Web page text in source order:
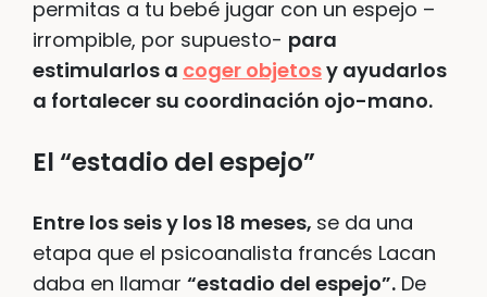
permitas a tu bebé jugar con un espejo –
irrompible, por supuesto- para
estimularlos a coger objetosy ayudarlos
a fortalecer su coordinación ojo-mano.
El “estadio del espejo”
Entre los seis y los 18 meses, se da una
etapa que el psicoanalista francés Lacan
daba en llamar “estadio del espejo”. De